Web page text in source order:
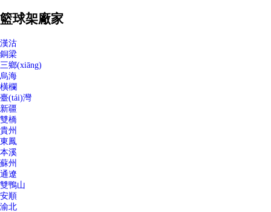
籃球架廠家
漢沽
銅梁
三鄉(xiāng)
烏海
橫欄
臺(tái)灣
新疆
雙橋
貴州
東鳳
本溪
蘇州
通遼
雙鴨山
安順
渝北